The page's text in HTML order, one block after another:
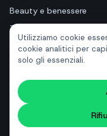
Utilizziamo cookie
cookie analitici per
solo gli essenziali.
Beauty e benessere
Turismo e hotel
Immobiliari
RISORSE
Strumenti gratuiti
Glossario